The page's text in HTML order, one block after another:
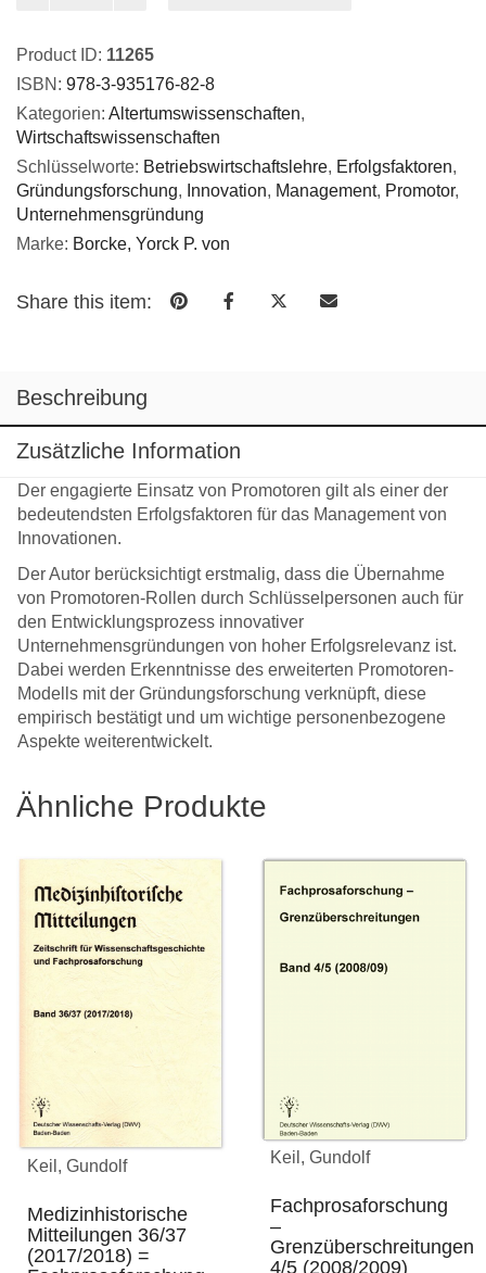
innovativer
Menge
Product ID: 11265
ISBN: 978-3-935176-82-8
Kategorien: Altertumswissenschaften,
Wirtschaftswissenschaften
Schlüsselworte: Betriebswirtschaftslehre, Erfolgsfaktoren,
Gründungsforschung, Innovation, Management, Promotor,
Unternehmensgründung
Marke: Borcke, Yorck P. von
Share this item:
Beschreibung
Zusätzliche Information
Der engagierte Einsatz von Promotoren gilt als einer der
bedeutendsten Erfolgsfaktoren für das Management von
Innovationen.
Der Autor berücksichtigt erstmalig, dass die Übernahme
von Promotoren-Rollen durch Schlüsselpersonen auch für
den Entwicklungsprozess innovativer
Unternehmensgründungen von hoher Erfolgsrelevanz ist.
Dabei werden Erkenntnisse des erweiterten Promotoren-
Modells mit der Gründungsforschung verknüpft, diese
empirisch bestätigt und um wichtige personenbezogene
Aspekte weiterentwickelt.
Ähnliche Produkte
Keil, Gundolf
Medizinhistorische
Mitteilungen 36/37
(2017/2018) =
Keil, Gundolf
Fachprosaforschung
–
Grenzüberschreitungen
4/5 (2008/2009)